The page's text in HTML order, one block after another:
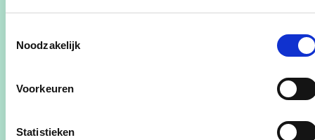
Noodzakelijk
Voorkeuren
Statistieken
busparkeerplaatsen en
mindervalidenparkeerplaatsen in de omgeving
van Liberation Garden en het Cultuurcentrum
cultuurcentrum en Liberation Garden te verhogen